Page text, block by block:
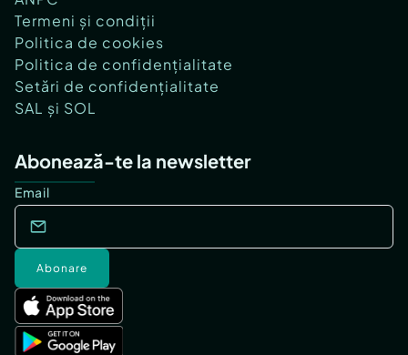
Termeni și condiții
Politica de cookies
Politica de confidențialitate
Setări de confidențialitate
SAL și SOL
Abonează-te la newsletter
Email
Abonare